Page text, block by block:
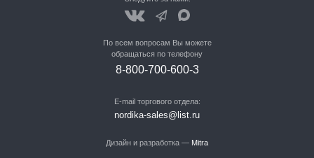
По всем вопросам Вы можете
обращаться по телефону
8-800-700-600-3
E-mail торгового отдела:
nordika-sales@list.ru
Дизайн и разработка — Mitra